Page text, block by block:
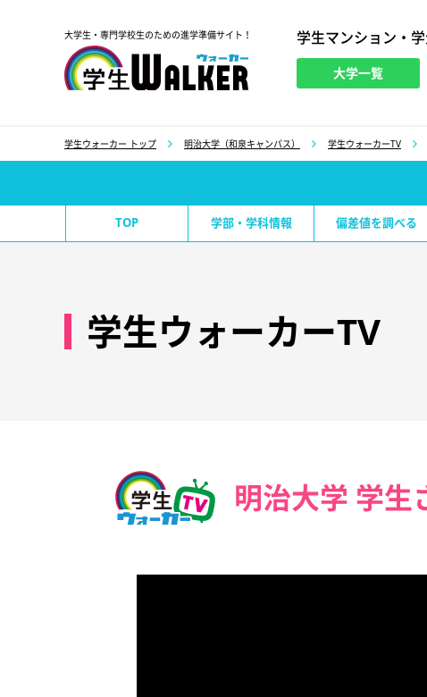
大学生・専門学校生のための進学準備サイト！ 学生マンション・
大学一覧
学生ウォーカー トップ 明治大学（和泉キャンパス） 学生ウォーカーTV
TOP 学部・学科情報 偏差値を調べる
学生ウォーカーTV
明治大学 学